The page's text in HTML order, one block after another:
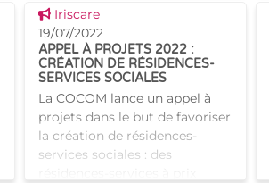
bruxelloises s'est de nouveau
réuni ce 15 décembre
Voir cette news
Iriscare
19/07/2022
APPEL À PROJETS 2022 :
CRÉATION DE RÉSIDENCES-
SERVICES SOCIALES
La COCOM lance un appel à
projets dans le but de favoriser
la création de résidences-
services sociales : des